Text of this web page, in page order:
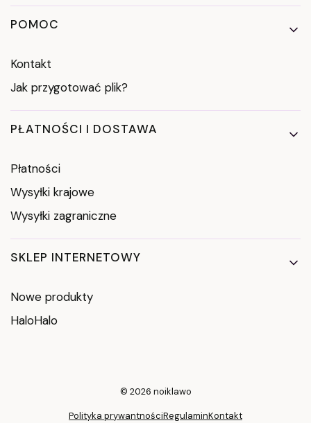
POMOC
Kontakt
Jak przygotować plik?
PŁATNOŚCI I DOSTAWA
Płatności
Wysyłki krajowe
Wysyłki zagraniczne
SKLEP INTERNETOWY
Nowe produkty
HaloHalo
© 2026 noiklawo
Polityka prywantnościRegulaminKontakt